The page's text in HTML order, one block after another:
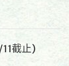
截止)